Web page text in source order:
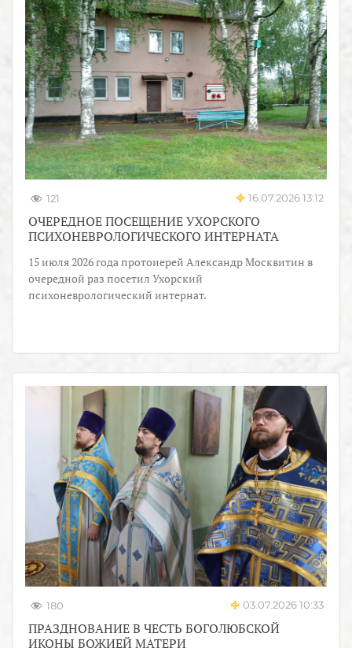
121 16.07.2026 13:12
ОЧЕРЕДНОЕ ПОСЕЩЕНИЕ УХОРСКОГО
ПСИХОНЕВРОЛОГИЧЕСКОГО ИНТЕРНАТА
15 июля 2026 года протоиерей Александр Москвитин в
очередной раз посетил Ухорский
психоневрологический интернат.
180 03.07.2026 10:33
ПРАЗДНОВАНИЕ В ЧЕСТЬ БОГОЛЮБСКОЙ
ИКОНЫ БОЖИЕЙ МАТЕРИ